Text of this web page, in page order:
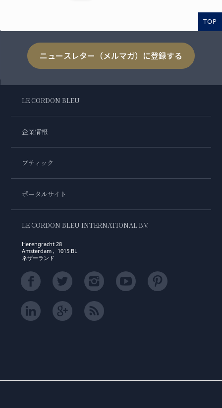
TOP
ニュースレター（メルマガ）に登録する
LE CORDON BLEU
企業情報
ブティック
ポータルサイト
LE CORDON BLEU INTERNATIONAL B.V.
Herengracht 28
Amsterdam , 1015 BL
ネザーランド